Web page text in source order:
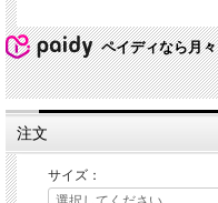
ペイディなら月々
注文
サイズ：